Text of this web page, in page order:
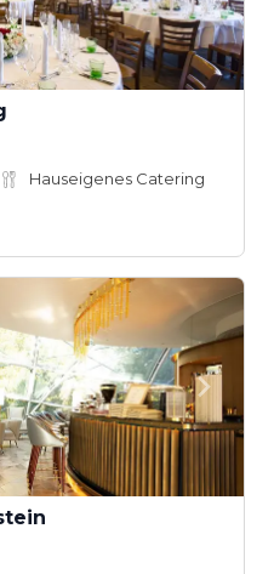
Hauseigenes Catering